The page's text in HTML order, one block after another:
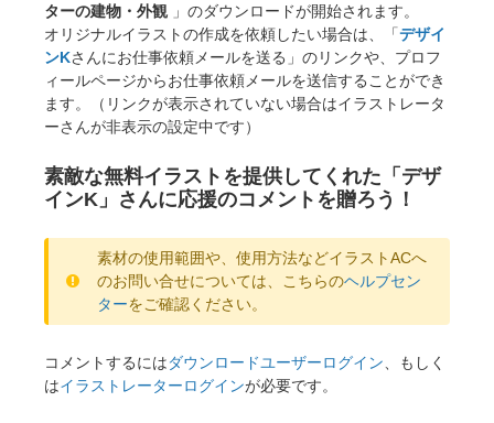
ターの建物・外観 」のダウンロードが開始されます。
オリジナルイラストの作成を依頼したい場合は、「デザイ
ンKさんにお仕事依頼メールを送る」のリンクや、プロフ
ィールページからお仕事依頼メールを送信することができ
ます。（リンクが表示されていない場合はイラストレータ
ーさんが非表示の設定中です）
素敵な無料イラストを提供してくれた「デザ
インK」さんに応援のコメントを贈ろう！
素材の使用範囲や、使用方法などイラストACへ
のお問い合せについては、こちらのヘルプセン
ターをご確認ください。
コメントするにはダウンロードユーザーログイン 、もしく
はイラストレーターログインが必要です。